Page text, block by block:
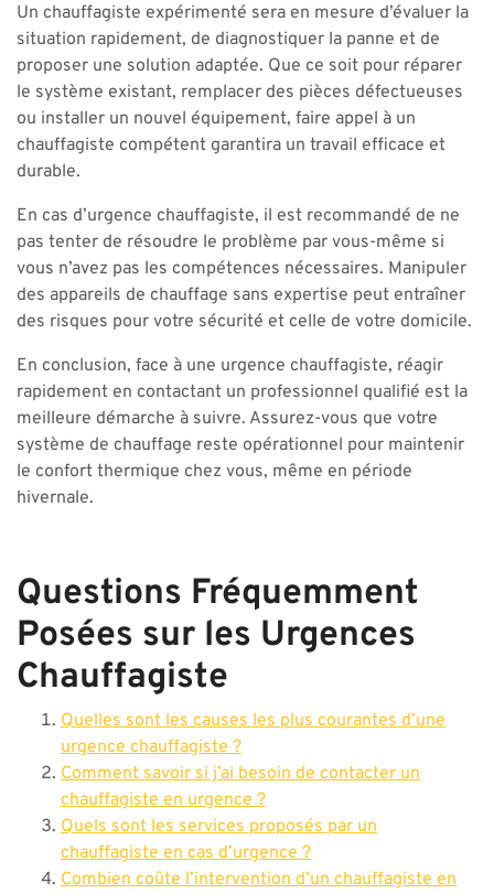
Un chauffagiste expérimenté sera en mesure d’évaluer la
situation rapidement, de diagnostiquer la panne et de
proposer une solution adaptée. Que ce soit pour réparer
le système existant, remplacer des pièces défectueuses
ou installer un nouvel équipement, faire appel à un
chauffagiste compétent garantira un travail efficace et
durable.
En cas d’urgence chauffagiste, il est recommandé de ne
pas tenter de résoudre le problème par vous-même si
vous n’avez pas les compétences nécessaires. Manipuler
des appareils de chauffage sans expertise peut entraîner
des risques pour votre sécurité et celle de votre domicile.
En conclusion, face à une urgence chauffagiste, réagir
rapidement en contactant un professionnel qualifié est la
meilleure démarche à suivre. Assurez-vous que votre
système de chauffage reste opérationnel pour maintenir
le confort thermique chez vous, même en période
hivernale.
Questions Fréquemment
Posées sur les Urgences
Chauffagiste
Quelles sont les causes les plus courantes d’une
urgence chauffagiste ?
Comment savoir si j’ai besoin de contacter un
chauffagiste en urgence ?
Quels sont les services proposés par un
chauffagiste en cas d’urgence ?
Combien coûte l’intervention d’un chauffagiste en